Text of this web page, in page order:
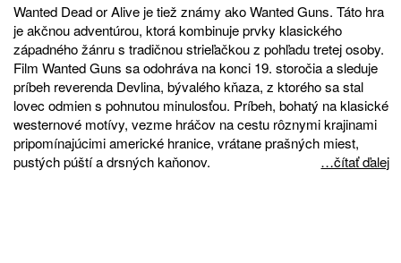
Wanted Dead or Alive je tiež známy ako Wanted Guns. Táto hra
je akčnou adventúrou, ktorá kombinuje prvky klasického
západného žánru s tradičnou strieľačkou z pohľadu tretej osoby.
Film Wanted Guns sa odohráva na konci 19. storočia a sleduje
príbeh reverenda Devlina, bývalého kňaza, z ktorého sa stal
lovec odmien s pohnutou minulosťou. Príbeh, bohatý na klasické
westernové motívy, vezme hráčov na cestu rôznymi krajinami
pripomínajúcimi americké hranice, vrátane prašných miest,
pustých púští a drsných kaňonov.
…čítať ďalej